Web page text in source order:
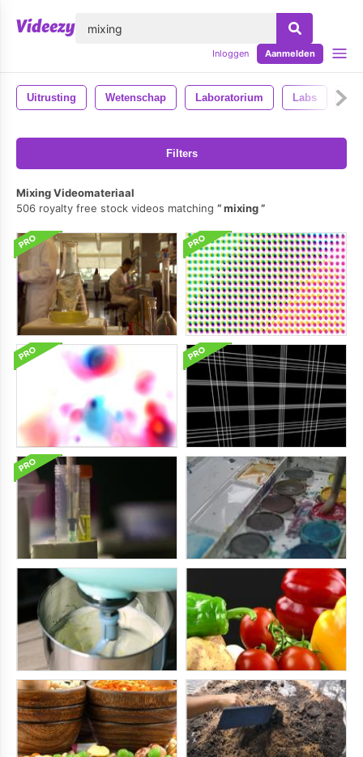
Inloggen Aanmelden
Uitrusting Wetenschap Laboratorium Labs
Filters
Mixing Videomateriaal
506 royalty free stock videos matching
mixing